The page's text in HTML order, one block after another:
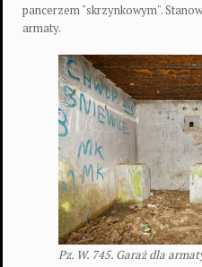
pancerzem "skrzynkowym".
armaty.
Pz. W. 745. Garaż dla